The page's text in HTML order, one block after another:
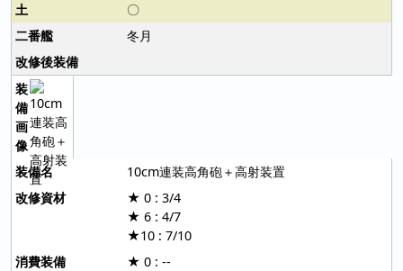
〇
冬月
10cm連装高角砲＋高射装置
★ 0 : 3/4
★ 6 : 4/7
★10 : 7/10
★ 0 : --